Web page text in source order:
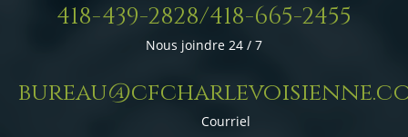
418-439-2828/418-665-2455
Nous joindre 24 / 7
Courriel